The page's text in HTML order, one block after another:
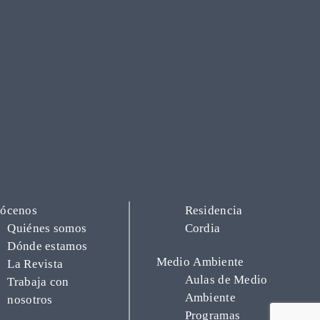
Quiénes somos
Dónde estamos
La Revista
Trabaja con
nosotros
Residencia
Cordia
Medio Ambiente
Aulas de Medio
Ambiente
Programas